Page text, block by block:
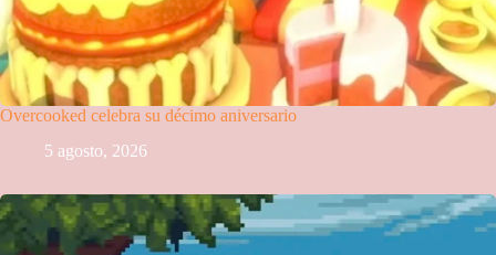
Overcooked celebra su décimo aniversario
5 agosto, 2026